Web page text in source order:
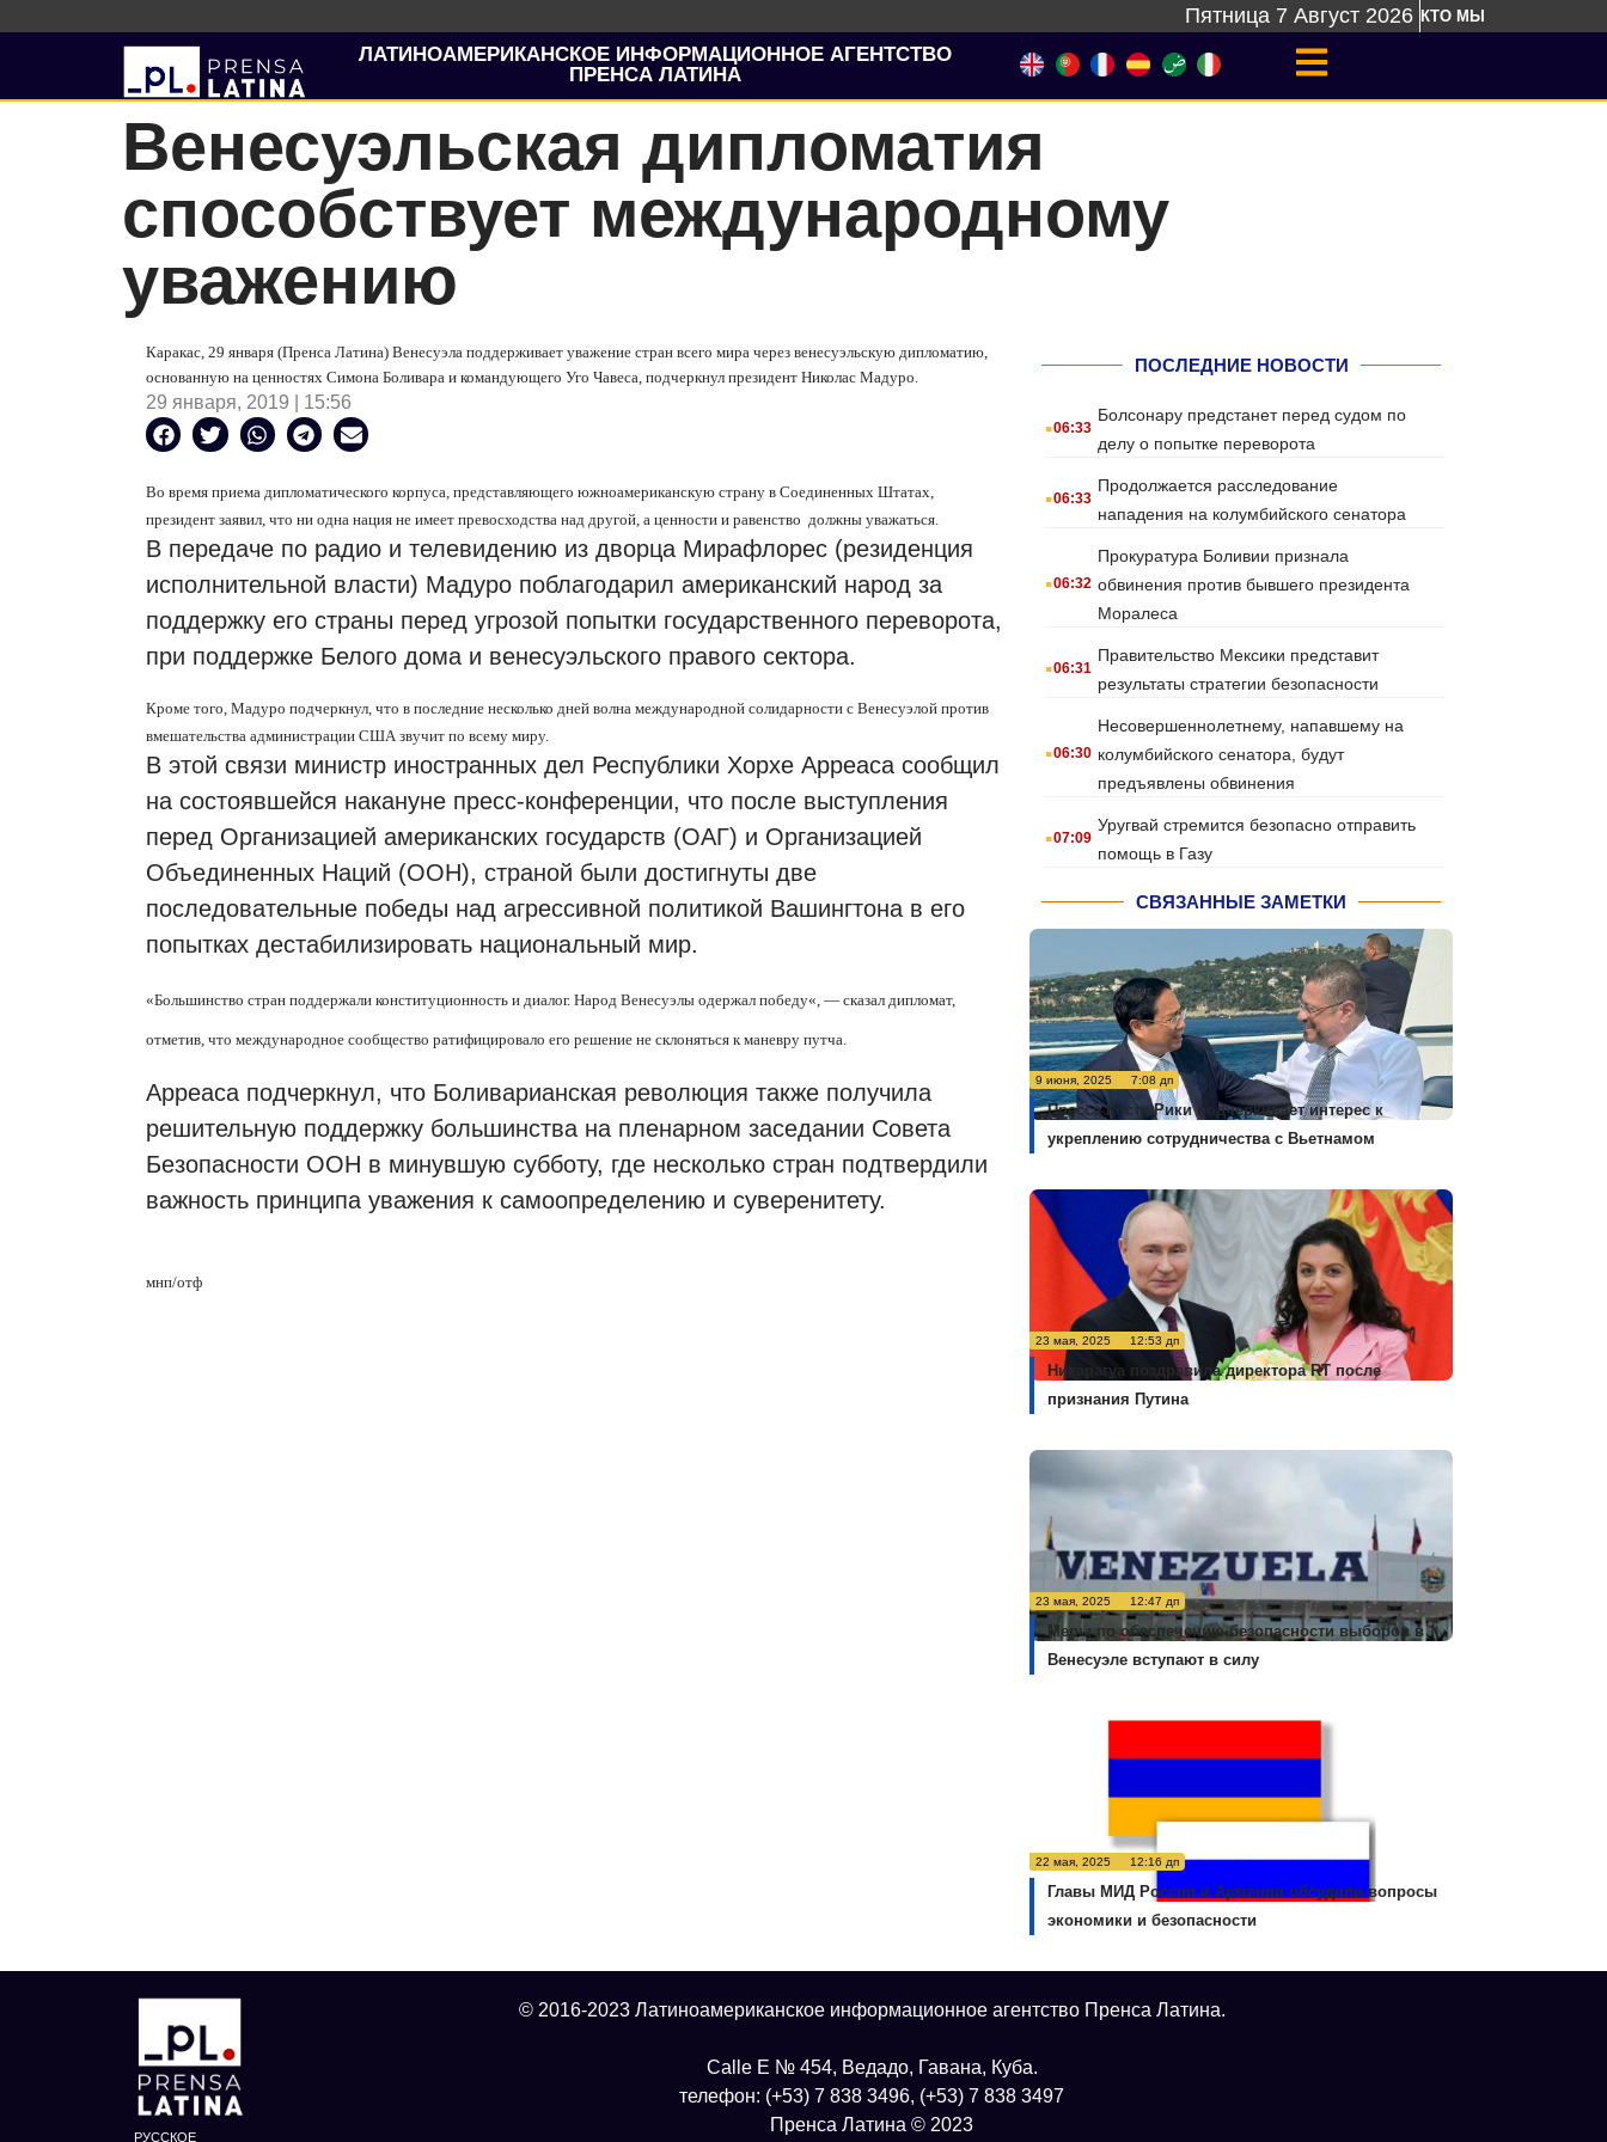
Пятница 7 Август 2026 КТО МЫ
ЛАТИНОАМЕРИКАНСКОЕ ИНФОРМАЦИОННОЕ АГЕНТСТВО
ПРЕНСА ЛАТИНА
Венесуэльская дипломатия
способствует международному
уважению
Каракас, 29 января (Пренса Латина) Венесуэла поддерживает уважение стран всего мира через венесуэльскую дипломатию,
основанную на ценностях Симона Боливара и командующего Уго Чавеса, подчеркнул президент Николас Мадуро.
29 января, 2019 | 15:56
Во время приема дипломатического корпуса, представляющего южноамериканскую страну в Соединенных Штатах,
президент заявил, что ни одна нация не имеет превосходства над другой, а ценности и равенство должны уважаться.
В передаче по радио и телевидению из дворца Мирафлорес (резиденция
исполнительной власти) Мадуро поблагодарил американский народ за
поддержку его страны перед угрозой попытки государственного переворота,
при поддержке Белого дома и венесуэльского правого сектора.
Кроме того, Мадуро подчеркнул, что в последние несколько дней волна международной солидарности с Венесуэлой против
вмешательства администрации США звучит по всему миру.
В этой связи министр иностранных дел Республики Хорхе Арреаса сообщил
на состоявшейся накануне пресс-конференции, что после выступления
перед Организацией американских государств (ОАГ) и Организацией
Объединенных Наций (ООН), страной были достигнуты две
последовательные победы над агрессивной политикой Вашингтона в его
попытках дестабилизировать национальный мир.
«Большинство стран поддержали конституционность и диалог. Народ Венесуэлы одержал победу«, — сказал дипломат,
отметив, что международное сообщество ратифицировало его решение не склоняться к маневру путча.
Арреаса подчеркнул, что Боливарианская революция также получила
решительную поддержку большинства на пленарном заседании Совета
Безопасности ООН в минувшую субботу, где несколько стран подтвердили
важность принципа уважения к самоопределению и суверенитету.
мнп/отф
ПОСЛЕДНИЕ НОВОСТИ
.06:33
Болсонару предстанет перед судом по
делу о попытке переворота
.06:33
Продолжается расследование
нападения на колумбийского сенатора
.06:32
Прокуратура Боливии признала
обвинения против бывшего президента
Моралеса
.06:31
Правительство Мексики представит
результаты стратегии безопасности
.06:30
Несовершеннолетнему, напавшему на
колумбийского сенатора, будут
предъявлены обвинения
.07:09
Уругвай стремится безопасно отправить
помощь в Газу
СВЯЗАННЫЕ ЗАМЕТКИ
9 июня, 2025 7:08 дп
Пресса Коста-Рики подчеркивает интерес к
укреплению сотрудничества с Вьетнамом
23 мая, 2025 12:53 дп
Никарагуа поздравила директора RT после
признания Путина
23 мая, 2025 12:47 дп
Меры по обеспечению безопасности выборов в
Венесуэле вступают в силу
22 мая, 2025 12:16 дп
Главы МИД России и Армении обсудили вопросы
экономики и безопасности
РУССКОЕ
© 2016-2023 Латиноамериканское информационное агентство Пренса Латина.
Calle E № 454, Ведадо, Гавана, Куба.
телефон: (+53) 7 838 3496, (+53) 7 838 3497
Пренса Латина © 2023